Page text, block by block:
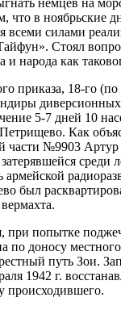
немцев на
что в ноябрьские
всеми силами
Стоял
и народа как
приказа, 18-го
5-7 дней 10
Как
части №9903 Артур
среди
армейской
был
при попытке
по доносу
путь Зои.
1942 г.
происходившего.